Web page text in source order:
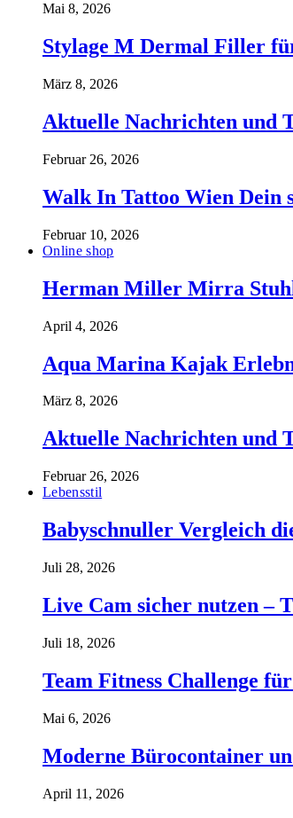
Mai 8, 2026
Stylage M Dermal Filler
März 8, 2026
Aktuelle Nachrichten und
Februar 26, 2026
Walk In Tattoo Wien Dein
Februar 10, 2026
Online shop
Herman Miller Mirra Stuhl
April 4, 2026
Aqua Marina Kajak
März 8, 2026
Aktuelle Nachrichten und
Februar 26, 2026
Lebensstil
Babyschnuller Vergleich
Juli 28, 2026
Live Cam sicher nutzen –
Juli 18, 2026
Team Fitness Challenge
Mai 6, 2026
Moderne Bürocontainer
April 11, 2026